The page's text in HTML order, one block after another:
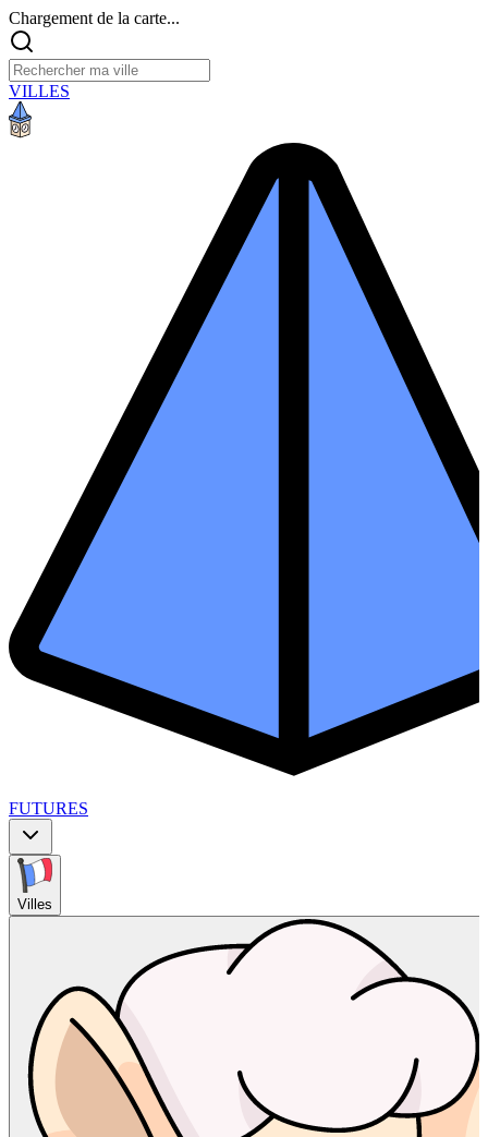
Chargement de la carte...
VILLES
FUTURES
Villes